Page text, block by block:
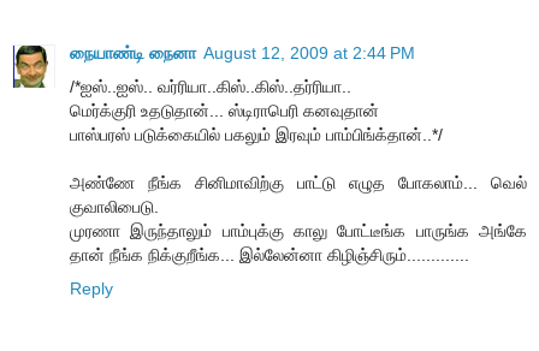
நையாண்டி நைனா August 12, 2009 at 2:44 PM
/*ஐஸ்..ஐஸ்.. வர்ரியா..கிஸ்..கிஸ்..தர்ரியா..
மெர்க்குரி உதடுதான்... ஸ்டிராபெரி கனவுதான்
பாஸ்பரஸ் படுக்கையில் பகலும் இரவும் பாம்பிங்க்தான்..*/
அண்ணே நீங்க சினிமாவிற்கு பாட்டு எழுத போகலாம்... வெல்
குவாலிபைடு.
முரணா இருந்தாலும் பாம்புக்கு காலு போட்டீங்க பாருங்க அங்கே
தான் நீங்க நிக்குறீங்க... இல்லேன்னா கிழிஞ்சிரும்.............
Reply